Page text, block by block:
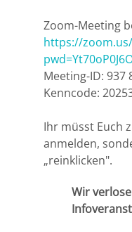
Zoom-Meeting
https://
Meeting-ID: 937
Kenncode:
Ihr müsst Euch
anmelden,
„reinklicken".
Wir
Hamburg
Hannover